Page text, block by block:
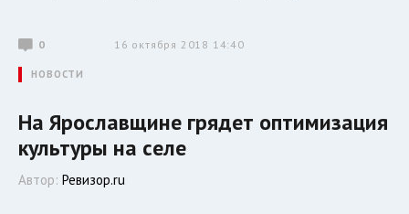
0 16 октября 2018 14:40
НОВОСТИ
На Ярославщине грядет оптимизация
культуры на селе
Автор: Ревизор.ru